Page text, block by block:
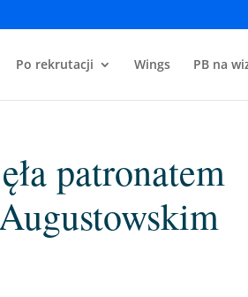
Po rekrutacji Wings PB na
patronatem